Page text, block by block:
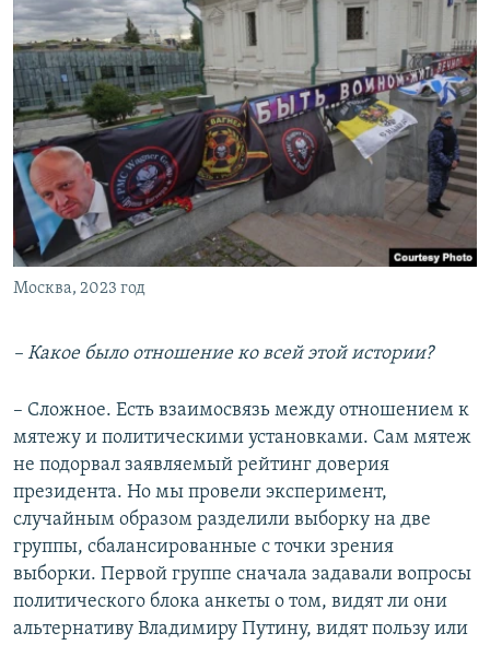
Москва, 2023 год
– Какое было отношение ко всей этой истории?
– Сложное. Есть взаимосвязь между отношением к
мятежу и политическими установками. Сам мятеж
не подорвал заявляемый рейтинг доверия
президента. Но мы провели эксперимент,
случайным образом разделили выборку на две
группы, сбалансированные с точки зрения
выборки. Первой группе сначала задавали вопросы
политического блока анкеты о том, видят ли они
альтернативу Владимиру Путину, видят пользу или